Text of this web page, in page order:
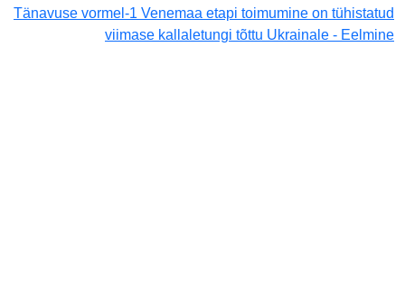
Tänavuse vormel-1 Venemaa etapi toimumine on tühistatud
viimase kallaletungi tõttu Ukrainale - Eelmine